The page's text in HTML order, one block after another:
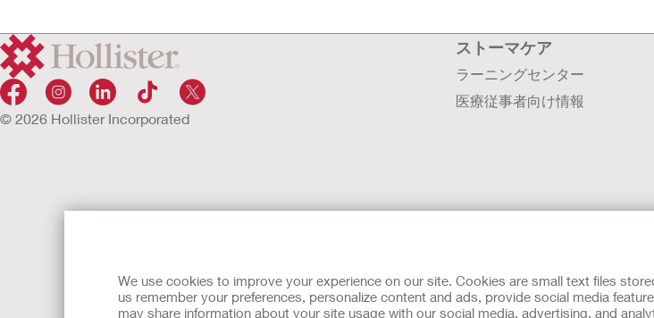
We use cookies to improve your experience on our site. Cookies are small text files
us remember your preferences, personalize content and ads, provide social media
may share information about your site usage with our social media, advertising, and
詳細はこちら
© 2026 Hollister Incorporated
ストーマケア
ラーニングセンター
医療従事者向け情報
お問い合わせ